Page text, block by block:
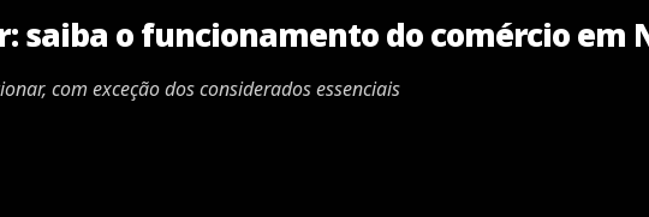
saiba o funcionamento do comércio em
com exceção dos considerados essenciais